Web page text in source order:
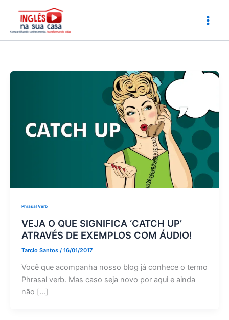
conteúdo
Phrasal Verb
VEJA O QUE SIGNIFICA ‘CATCH UP’
ATRAVÉS DE EXEMPLOS COM ÁUDIO!
Tarcio Santos / 16/01/2017
Você que acompanha nosso blog já conhece o termo
Phrasal verb. Mas caso seja novo por aqui e ainda
não […]